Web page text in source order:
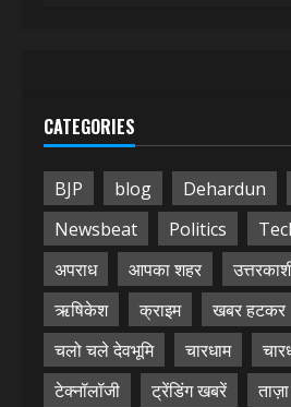
CATEGORIES
BJP blog Dehardun
Newsbeat
Politics
अपराध
आपका शहर
ऋषिकेश
क्राइम खबर हटकर
चलो चले देवभूमि
चारधाम
टेक्नॉलॉजी
ट्रेंडिंग खबरें